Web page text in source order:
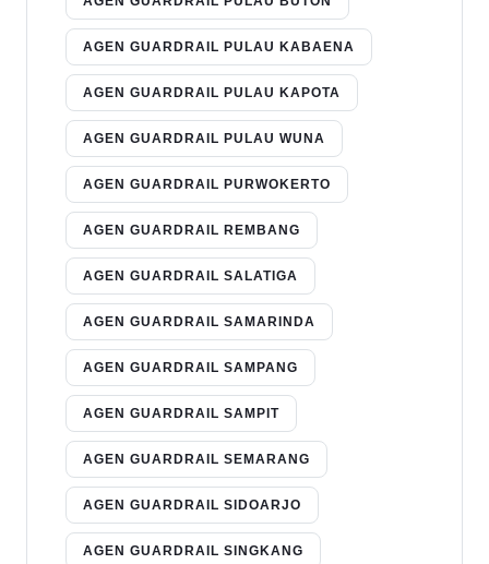
AGEN GUARDRAIL PULAU KABAENA
AGEN GUARDRAIL PULAU KAPOTA
AGEN GUARDRAIL PULAU WUNA
AGEN GUARDRAIL PURWOKERTO
AGEN GUARDRAIL REMBANG
AGEN GUARDRAIL SALATIGA
AGEN GUARDRAIL SAMARINDA
AGEN GUARDRAIL SAMPANG
AGEN GUARDRAIL SAMPIT
AGEN GUARDRAIL SEMARANG
AGEN GUARDRAIL SIDOARJO
AGEN GUARDRAIL SINGKANG